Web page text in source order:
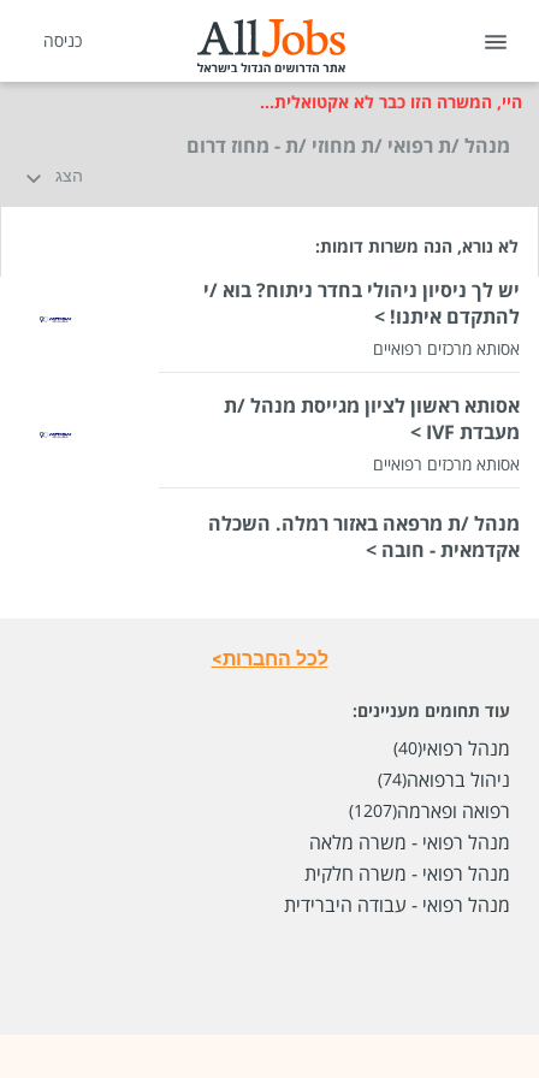
כניסה
היי, המשרה הזו כבר לא אקטואלית...
מנהל /ת רפואי /ת מחוזי /ת - מחוז דרום
הצג
לא נורא, הנה משרות דומות:
יש לך ניסיון ניהולי בחדר ניתוח? בוא /י
להתקדם איתנו! >
אסותא מרכזים רפואיים
אסותא ראשון לציון מגייסת מנהל /ת
מעבדת IVF >
אסותא מרכזים רפואיים
מנהל /ת מרפאה באזור רמלה. השכלה
אקדמאית - חובה >
לכל החברות>
עוד תחומים מעניינים:
מנהל רפואי(40)
ניהול ברפואה(74)
רפואה ופארמה(1207)
מנהל רפואי - משרה מלאה
מנהל רפואי - משרה חלקית
מנהל רפואי - עבודה היברידית